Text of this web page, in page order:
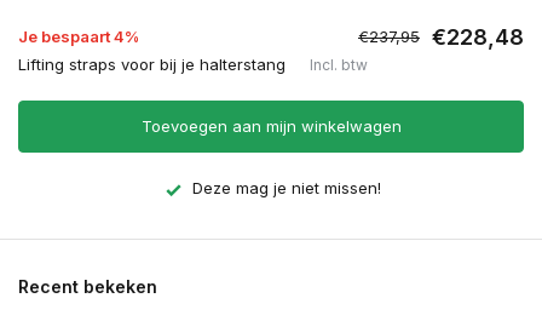
Je bespaart 4% €237,95 €228,48
Lifting straps voor bij je halterstang Incl. btw
Toevoegen aan mijn winkelwagen
Deze mag je niet missen!
Recent bekeken